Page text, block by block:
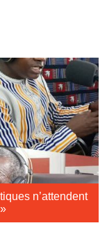
n’attendent